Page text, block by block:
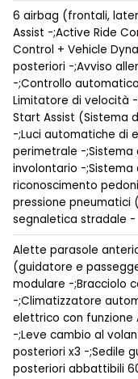
6 airbag (frontali,
Assist -;Active Ride
Control + Vehicle
posteriori -;Avviso
-;Controllo
Limitatore di velocità
Start Assist (Sistema
-;Luci automatiche di
perimetrale -;Sistema
involontario -
riconoscimento
pressione pneumatici
segnaletica stradale -
Alette parasole
(guidatore e
modulare -;Bracciolo
-;Climatizzatore
elettrico con funzione
-;Leve cambio al
posteriori x3 -;Sedile
posteriori abbattibili